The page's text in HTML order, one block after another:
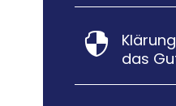

das